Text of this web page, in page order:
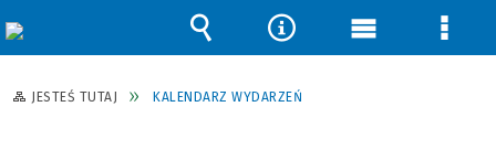
JESTEŚ TUTAJ KALENDARZ WYDARZEŃ
Wyszukiwarka
Narzędzia
Menu Menu